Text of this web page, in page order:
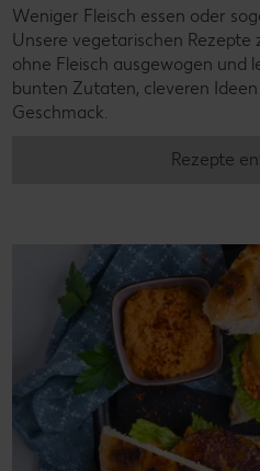
Weniger Fleisch essen oder
Unsere vegetarischen Rezepte
ohne Fleisch ausgewogen und
bunten Zutaten, cleveren
Geschmack.
Rezepte